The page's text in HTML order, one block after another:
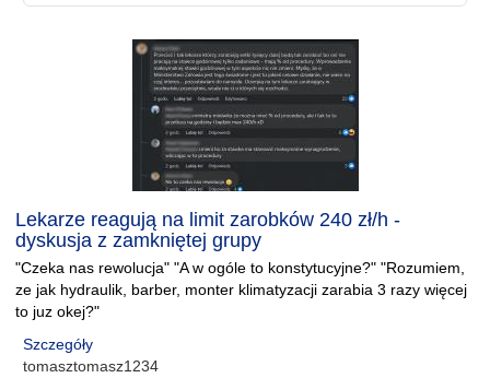
Lekarze reagują na limit zarobków 240 zł/h -
dyskusja z zamkniętej grupy
"Czeka nas rewolucja" "A w ogóle to konstytucyjne?" "Rozumiem,
ze jak hydraulik, barber, monter klimatyzacji zarabia 3 razy więcej
to juz okej?"
Szczegóły
tomasztomasz1234